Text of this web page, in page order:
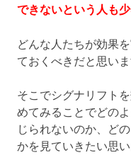
できないという人も
どんな人たちが効果
ておくべきだと思いま
そこでシグナリフト
めてみることでどの
じられないのか、ど
かを見ていきたい思い